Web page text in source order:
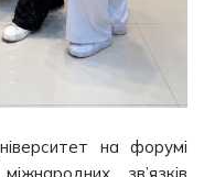
на форумі